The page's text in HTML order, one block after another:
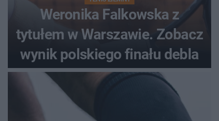
Weronika Falkowska z
tytułem w Warszawie. Zobacz
wynik polskiego finału debla